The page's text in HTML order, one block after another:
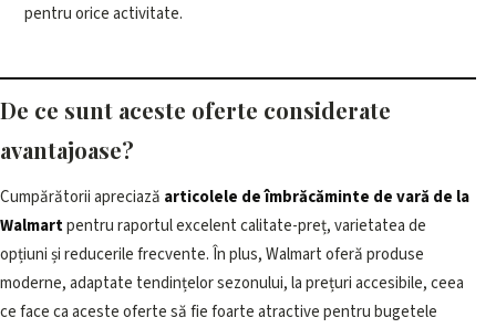
pentru orice activitate.
De ce sunt aceste oferte considerate
avantajoase?
Cumpărătorii apreciază articolele de îmbrăcăminte de vară de la
Walmartpentru raportul excelent calitate-preț, varietatea de
opțiuni și reducerile frecvente. În plus, Walmart oferă produse
moderne, adaptate tendințelor sezonului, la prețuri accesibile, ceea
ce face ca aceste oferte să fie foarte atractive pentru bugetele